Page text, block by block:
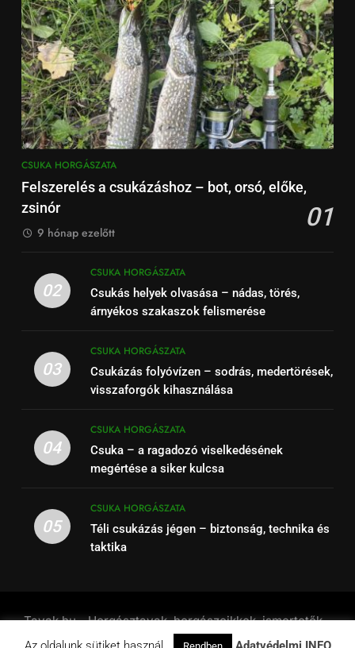
CSUKA HORGÁSZATA
Felszerelés a csukázáshoz – bot, orsó, előke,
zsinór
01
9 hónap ezelőtt
02
CSUKA HORGÁSZATA
Csukás helyek olvasása – nádas, törés,
árnyékos szakaszok felismerése
03
CSUKA HORGÁSZATA
Csukázás folyóvízen – sodrás, medertörések,
visszaforgók kihasználása
04
CSUKA HORGÁSZATA
Csuka – a ragadozó viselkedésének
megértése a siker kulcsa
05
CSUKA HORGÁSZATA
Téli csukázás jégen – biztonság, technika és
taktika
Tavak.hu - Horgásztavak, horgászcikkek, ismertetők -
2001 - 2026. Powered ByBlazeThemes .